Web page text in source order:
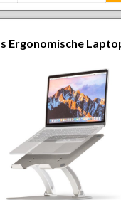
Ergonomische